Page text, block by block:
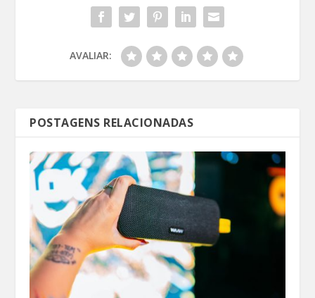
AVALIAR:
POSTAGENS RELACIONADAS